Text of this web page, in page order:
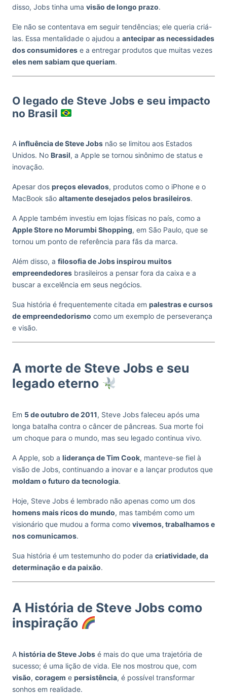
disso, Jobs tinha uma visão de longo prazo.
Ele não se contentava em seguir tendências; ele queria criá-
las. Essa mentalidade o ajudou a antecipar as necessidades
dos consumidores e a entregar produtos que muitas vezes
eles nem sabiam que queriam.
O legado de Steve Jobs e seu impacto
no Brasil
A influência de Steve Jobs não se limitou aos Estados
Unidos. No Brasil, a Apple se tornou sinônimo de status e
inovação.
Apesar dos preços elevados, produtos como o iPhone e o
MacBook são altamente desejados pelos brasileiros.
A Apple também investiu em lojas físicas no país, como a
Apple Store no Morumbi Shopping, em São Paulo, que se
tornou um ponto de referência para fãs da marca.
Além disso, a filosofia de Jobs inspirou muitos
empreendedores brasileiros a pensar fora da caixa e a
buscar a excelência em seus negócios.
Sua história é frequentemente citada em palestras e cursos
de empreendedorismo como um exemplo de perseverança
e visão.
A morte de Steve Jobs e seu
legado eterno
Em 5 de outubro de 2011, Steve Jobs faleceu após uma
longa batalha contra o câncer de pâncreas. Sua morte foi
um choque para o mundo, mas seu legado continua vivo.
A Apple, sob a liderança de Tim Cook, manteve-se fiel à
visão de Jobs, continuando a inovar e a lançar produtos que
moldam o futuro da tecnologia.
Hoje, Steve Jobs é lembrado não apenas como um dos
homens mais ricos do mundo, mas também como um
visionário que mudou a forma como vivemos, trabalhamos e
nos comunicamos.
Sua história é um testemunho do poder da criatividade, da
determinação e da paixão.
A História de Steve Jobs como
inspiração
A história de Steve Jobs é mais do que uma trajetória de
sucesso; é uma lição de vida. Ele nos mostrou que, com
visão, coragem e persistência, é possível transformar
sonhos em realidade.